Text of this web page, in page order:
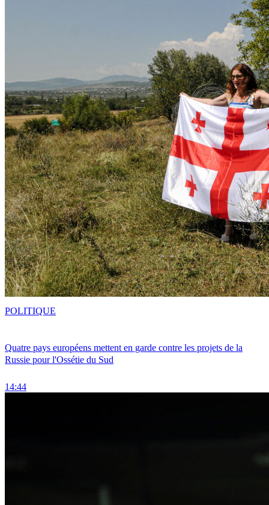
Quatre pays européens mettent en garde contre les projets de la
Russie pour l'Ossétie du Sud
14:44
POLITIQUE